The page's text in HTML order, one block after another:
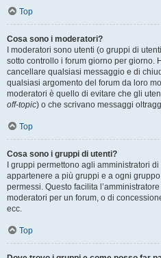
Top
Cosa sono i moderatori?
I moderatori sono utenti (o gruppi di
sotto controllo i forum giorno per giorno.
cancellare qualsiasi messaggio e di
qualsiasi argomento del forum da loro
moderatori è quello di evitare che gli
off-topic) o che scrivano messaggi
Top
Cosa sono i gruppi di utenti?
I gruppi permettono agli amministratori
appartenere a più gruppi e a ogni
permessi. Questo facilita
moderatori per un forum, o di
ecc.
Top